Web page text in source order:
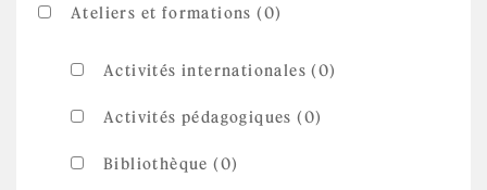
Ateliers et formations (0)
Activités internationales (0)
Activités pédagogiques (0)
Bibliothèque (0)